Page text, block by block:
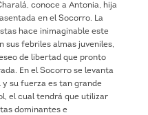
conoce a Antonia, hija
en el Socorro. La
hace inimaginable este
sus febriles almas juveniles,
de libertad que pronto
En el Socorro se levanta
y su fuerza es tan grande
el cual tendrá que utilizar
dominantes e